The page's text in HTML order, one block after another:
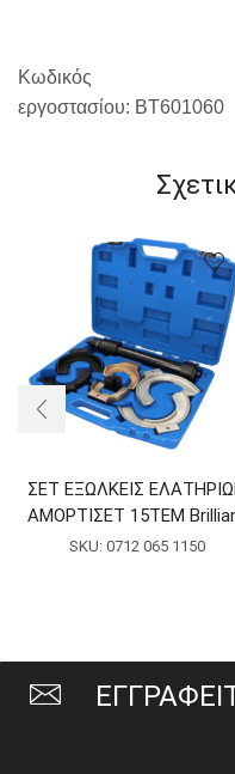
Κωδικός
εργοστασίου: BT601060
ΣΕΤ ΕΞΩΛΚΕΙΣ
ΑΜΟΡΤΙΣΕΤ 15ΤΕΜ
SKU: 0712 065 1150